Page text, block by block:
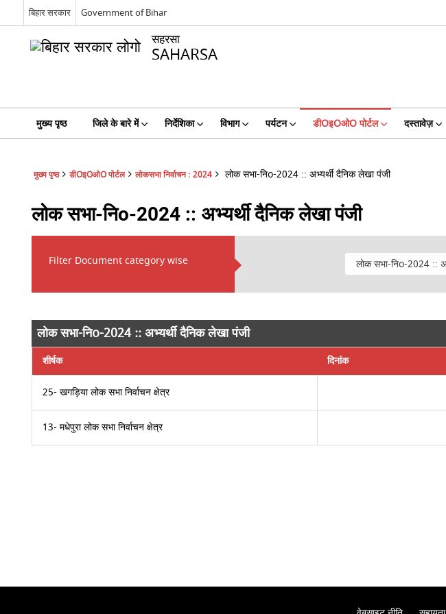
बिहार सरकार Government of Bihar
सहरसा
SAHARSA
मुख्य पृष्ठ जिले के बारे में निर्देशिका विभाग पर्यटन डीOइOओO पोर्टल दस्तावेज़
मुख्य पृष्ठ डीOइOओO पोर्टल लोकसभा निर्वाचन : 2024 लोक सभा-निo-2024 :: अभ्यर्थी दैनिक लेखा पंजी
लोक सभा-निo-2024 :: अभ्यर्थी दैनिक लेखा पंजी
Filter Document category wise
लोक सभा-निo-2024 :: अभ्यर्थी दैनिक लेखा पंजी
शीर्षक दिनांक
25- खगड़िया लोक सभा निर्वाचन क्षेत्र
13- मधेपुरा लोक सभा निर्वाचन क्षेत्र